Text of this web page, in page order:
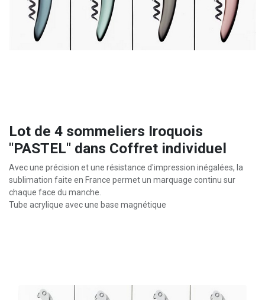
Lot de 4 sommeliers Iroquois
"PASTEL" dans Coffret individuel
Avec une précision et une résistance d'impression inégalées, la
sublimation faite en France permet un marquage continu sur
chaque face du manche.
Tube acrylique avec une base magnétique